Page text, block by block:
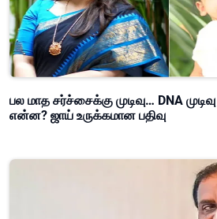
பல மாத சர்ச்சைக்கு முடிவு… DNA
என்ன? ஜாய் உருக்கமான பதிவு